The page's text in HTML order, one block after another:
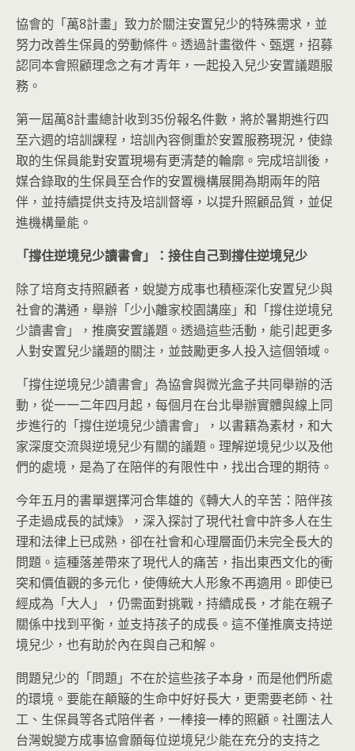
協會的「萬8計畫」致力於關注安置兒少的特殊需求，並
努力改善生保員的勞動條件。透過計畫徵件、甄選，招募
認同本會照顧理念之有才青年，一起投入兒少安置議題服
務。
第一屆萬8計畫總計收到35份報名件數，將於暑期進行四
至六週的培訓課程，培訓內容側重於安置服務現況，使錄
取的生保員能對安置現場有更清楚的輪廓。完成培訓後，
媒合錄取的生保員至合作的安置機構展開為期兩年的陪
伴，並持續提供支持及培訓督導，以提升照顧品質，並促
進機構量能。
「撐住逆境兒少讀書會」：接住自己到撐住逆境兒少
除了培育支持照顧者，蛻變方成事也積極深化安置兒少與
社會的溝通，舉辦「少小離家校園講座」和「撐住逆境兒
少讀書會」，推廣安置議題。透過這些活動，能引起更多
人對安置兒少議題的關注，並鼓勵更多人投入這個領域。
「撐住逆境兒少讀書會」為協會與微光盒子共同舉辦的活
動，從一一二年四月起，每個月在台北舉辦實體與線上同
步進行的「撐住逆境兒少讀書會」，以書籍為素材，和大
家深度交流與逆境兒少有關的議題。理解逆境兒少以及他
們的處境，是為了在陪伴的有限性中，找出合理的期待。
今年五月的書單選擇河合隼雄的《轉大人的辛苦：陪伴孩
子走過成長的試煉》，深入探討了現代社會中許多人在生
理和法律上已成熟，卻在社會和心理層面仍未完全長大的
問題。這種落差帶來了現代人的痛苦，指出東西文化的衝
突和價值觀的多元化，使傳統大人形象不再適用。即使已
經成為「大人」，仍需面對挑戰，持續成長，才能在親子
關係中找到平衡，並支持孩子的成長。這不僅推廣支持逆
境兒少，也有助於內在與自己和解。
問題兒少的「問題」不在於這些孩子本身，而是他們所處
的環境。要能在顛簸的生命中好好長大，更需要老師、社
工、生保員等各式陪伴者，一棒接一棒的照顧。社團法人
台灣蛻變方成事協會願每位逆境兒少能在充分的支持之